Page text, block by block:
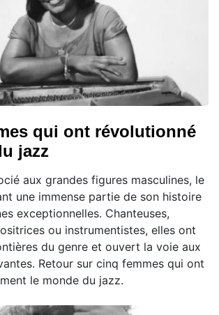
qui ont révolutionné
jazz
aux grandes figures masculines, le
une immense partie de son histoire
exceptionnelles. Chanteuses,
ou instrumentistes, elles ont
du genre et ouvert la voie aux
Retour sur cinq femmes qui ont
le monde du jazz.